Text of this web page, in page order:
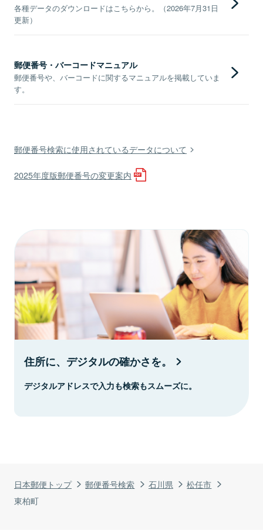
日本郵便トップ 郵便番号検索 石川県
松任市
東柏町
各種データのダウンロードはこちらから。（2026年7月31日
更新）
郵便番号・バーコードマニュアル
郵便番号や、バーコードに関するマニュアルを掲載していま
す。
郵便番号検索に使用されているデータについて
2025年度版郵便番号の変更案内
住所に、デジタルの確かさを。
デジタルアドレスで入力も検索もスムーズに。